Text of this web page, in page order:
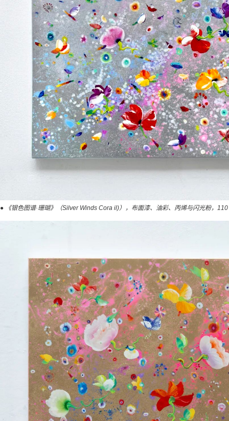
● 《银色图谱·珊瑚》（Silver Winds Cora il)），布面漆、油彩、丙烯与闪光粉，